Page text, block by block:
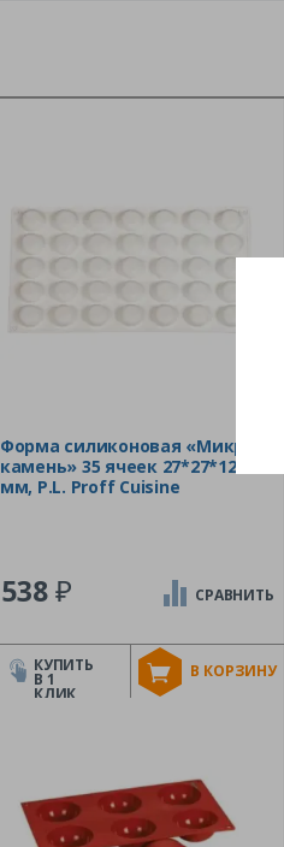
Форма силиконовая «Микро
камень» 35 ячеек 27*27*12
мм, P.L. Proff Cuisine
538₽
В КОРЗИНУ
СРАВНИТЬ
КУПИТЬ
В 1
КЛИК